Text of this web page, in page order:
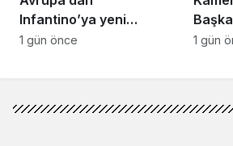
Infantino’ya yeni
darbe: FIFA seçim
1 gün önce 1 gün